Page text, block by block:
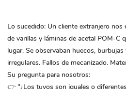
Lo sucedido: Un cliente extranjero
de varillas y láminas de acetal POM-C
lugar. Se observaban huecos,
irregulares. Fallos de mecanizado.
Su pregunta para nosotros:
👉 "¿Los tuyos son iguales o